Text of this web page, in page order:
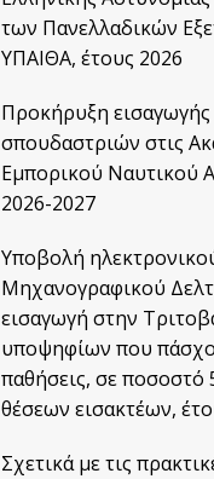
των Πανελλαδικών
ΥΠΑΙΘΑ, έτους 2026
Προκήρυξη
σπουδαστριών στις
Εμπορικού Ναυτικού
2026-2027
Υποβολή
Μηχανογραφικού
εισαγωγή στην
υποψηφίων που
παθήσεις, σε ποσοστό
θέσεων εισακτέων,
Σχετικά με τις